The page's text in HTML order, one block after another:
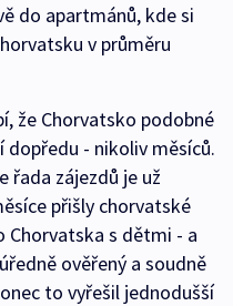
do apartmánů, kde si
v průměru
že Chorvatsko podobné
- nikoliv měsíců.
řada zájezdů je už
přišly chorvatské
Chorvatska s dětmi - a
ověřený a soudně
to vyřešil jednodušší